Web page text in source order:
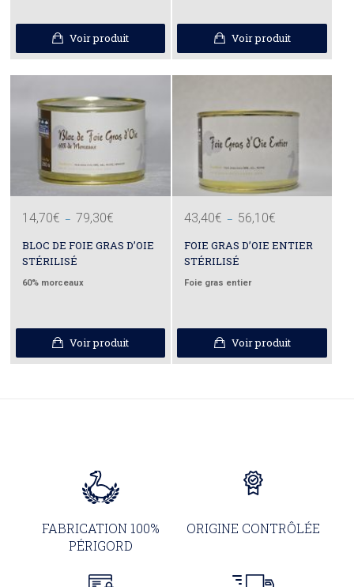
Voir produit Voir produit
14,70€ – 79,30€
14,70€
à
BLOC DE FOIE GRAS D’OIE
STÉRILISÉ
60% morceaux
Voir produit
43,40€ – 56,10€
43,40€
à
FOIE GRAS D’OIE ENTIER
STÉRILISÉ
Foie gras entier
Voir produit
FABRICATION 100%
PÉRIGORD
ORIGINE CONTRÔLÉE